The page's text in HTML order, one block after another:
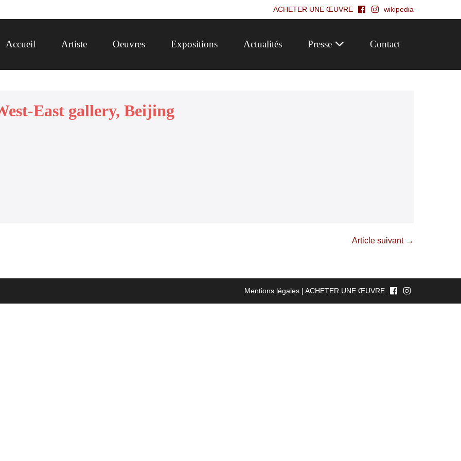
ACHETER UNE ŒUVRE wikipedia
Accueil Artiste Oeuvres Expositions Actualités Presse Contact
East gallery, Beijing
Article suivant →
Mentions légales | ACHETER UNE ŒUVRE